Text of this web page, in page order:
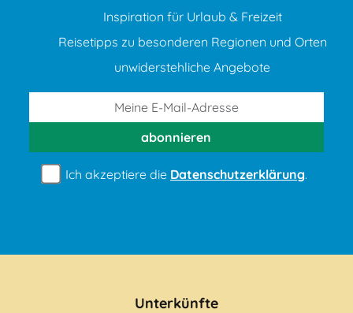
Inspiration für Urlaub & Freizeit
Reisetipps zu besonderen Regionen und Orten
unwiderstehliche Angebote
abonnieren
Ich akzeptiere die Datenschutzerklärung.
Unterkünfte